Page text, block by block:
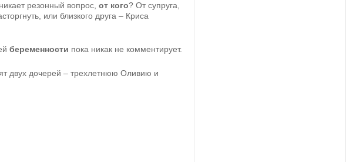
резонный вопрос, от кого? От супруга,
или близкого друга – Криса
беременности пока никак не комментирует.
двух дочерей – трехлетнюю Оливию и